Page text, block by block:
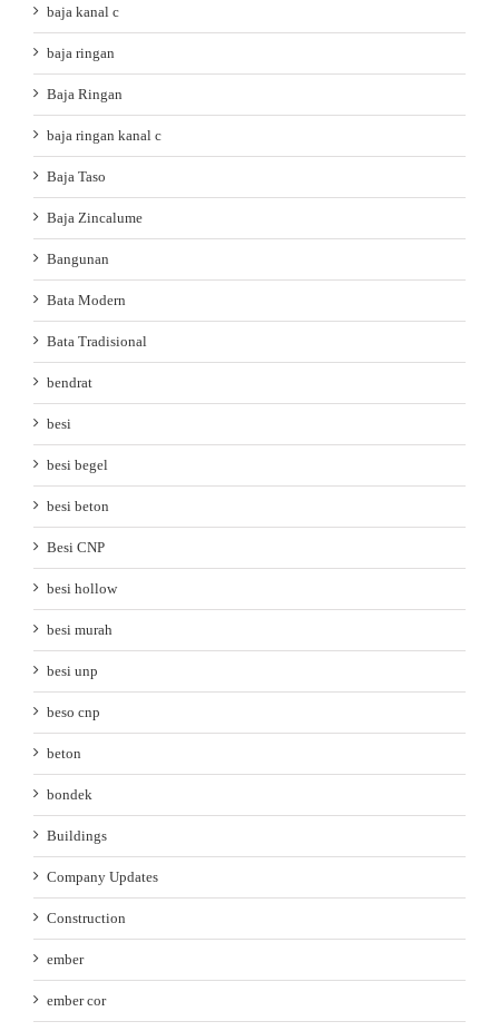
baja kanal c
baja ringan
Baja Ringan
baja ringan kanal c
Baja Taso
Baja Zincalume
Bangunan
Bata Modern
Bata Tradisional
bendrat
besi
besi begel
besi beton
Besi CNP
besi hollow
besi murah
besi unp
beso cnp
beton
bondek
Buildings
Company Updates
Construction
ember
ember cor